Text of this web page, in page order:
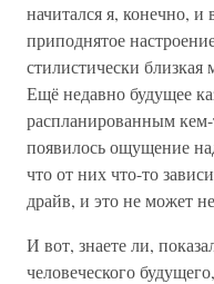
начитался я, конечно,
приподнятое
стилистически близкая
Ещё недавно будущее
распланированным
появилось ощущение
что от них что-то
драйв, и это не может
И вот, знаете ли,
человеческого